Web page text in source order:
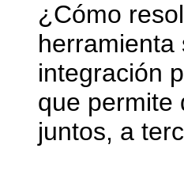
¿Cómo
herramienta
integración
que permite
juntos, a